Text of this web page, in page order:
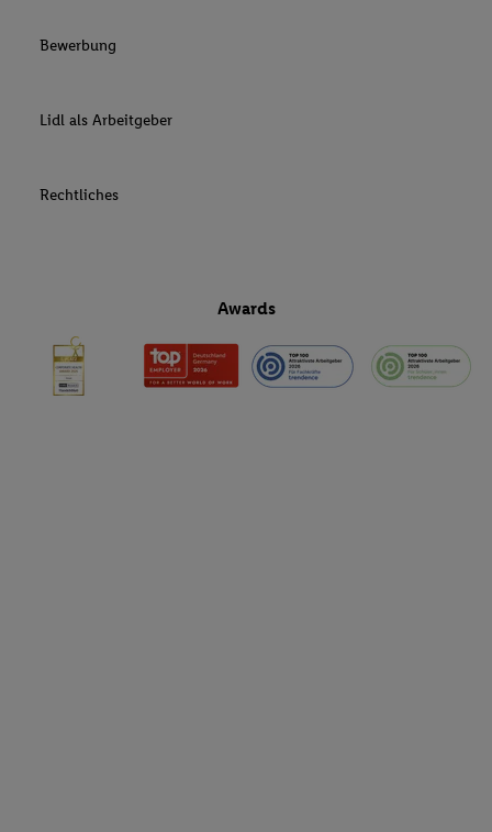
Bewerbung
Lidl als Arbeitgeber
Rechtliches
Awards